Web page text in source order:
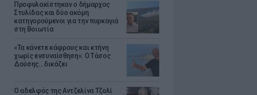
Προφυλακίστηκαν ο δήμαρχος
Στυλίδας και δύο ακόμη
κατηγορούμενοι για την πυρκαγιά
στη Βοιωτία
«Τα κάνετε κάφρους και κτήνη
χωρίς ενσυναίσθηση»: Ο Τάσος
Δούσης...δικάζει
Ο αδελφός της Αντζελίνα Τζολί